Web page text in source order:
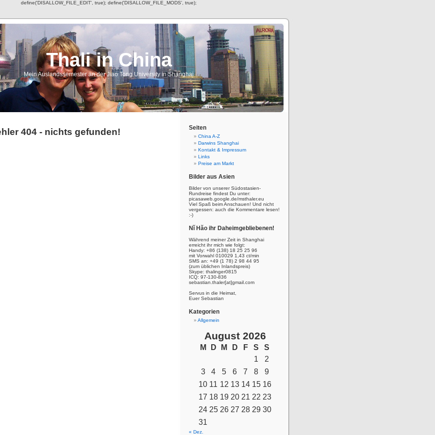
define('DISALLOW_FILE_EDIT', true); define('DISALLOW_FILE_MODS', true);
Thali in China
Mein Auslandssemester an der Jiao Tong University in Shanghai
404 - nichts gefunden! Seiten
China A-Z
Darwins Shanghai
Kontakt & Impressum
Links
Preise am Markt
Bilder aus Asien
Bilder von unserer Südostasien-
Rundreise findest Du unter:
picasaweb.google.de/msthaler.eu
Viel Spaß beim Anschauen! Und nicht
vergessen: auch die Kommentare lesen!
:-)
Nĭ Hăo ihr Daheimgebliebenen!
Während meiner Zeit in Shanghai
erreicht ihr mich wie folgt:
Handy: +86 (138) 18 25 25 96
mit Vorwahl 010029 1,43 ct/min
SMS an: +49 (1 78) 2 98 44 95
(zum üblichen Inlandspreis)
Skype: thalinger0815
ICQ: 97-130-836
sebastian.thaler[at]gmail.com
Servus in die Heimat,
Euer Sebastian
Kategorien
Allgemein
August 2026
M D M D F S
S
1
2
3
4 5 6 7 8
9
10 11 12 13 14 15 16
17 18 19 20 21 22 23
24 25 26 27 28 29 30
31
« Dez.